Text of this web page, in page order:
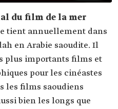
du film de la mer
tient annuellement dans
en Arabie saoudite. Il
plus importants films et
pour les cinéastes
les films saoudiens
bien les longs que